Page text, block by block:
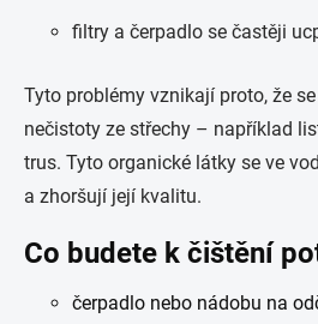
filtry a čerpadlo se častěji
Tyto problémy vznikají proto, že
nečistoty ze střechy – například
trus. Tyto organické látky se ve
a zhoršují její kvalitu.
Co budete k čištění
čerpadlo nebo nádobu na